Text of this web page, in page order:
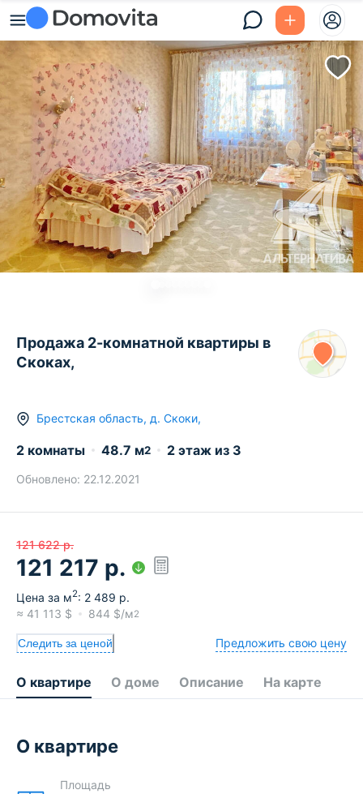
Продажа 2-комнатной квартиры в
Скоках,
Брестская область, д. Скоки,
2 комнаты 48.7 м2 2 этаж из 3
Обновлено: 22.12.2021
121 622 р.
121 217 р.
Цена за м2: 2 489 р.
≈ 41 113 $ 844 $/м2
Следить за ценой Предложить свою цену
О квартире О доме Описание На карте
О квартире
Площадь